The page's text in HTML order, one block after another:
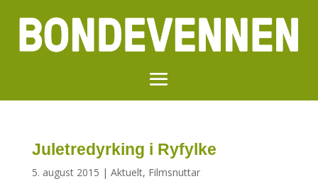
Juletredyrking i Ryfylke
5. august 2015 | Aktuelt, Filmsnuttar